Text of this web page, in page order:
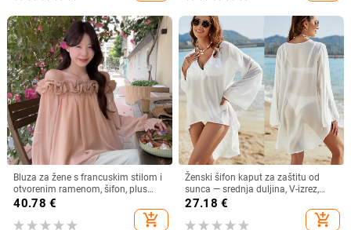
Bluza za žene s francuskim stilom i
otvorenim ramenom, šifon, plus
veličina, dugi rukav
40.78 €
add_shopping_cart
Ženski šifon kaput za zaštitu od
sunca — srednja duljina, V-izrez,
dugi rukav, široki kroj, 95% poliester
27.18 €
add_shopping_cart